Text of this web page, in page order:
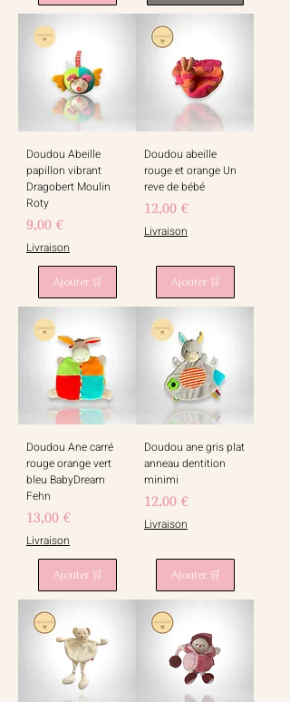
Doudou Abeille
papillon vibrant
Dragobert Moulin
Roty
Prix
9,00 €
Livraison
Ajouter 🛒
Doudou abeille
rouge et orange Un
reve de bébé
Prix
12,00 €
Livraison
Ajouter 🛒
Doudou Ane carré
rouge orange vert
bleu BabyDream
Fehn
Prix
13,00 €
Livraison
Ajouter 🛒
Doudou ane gris plat
anneau dentition
minimi
Prix
12,00 €
Livraison
Ajouter 🛒